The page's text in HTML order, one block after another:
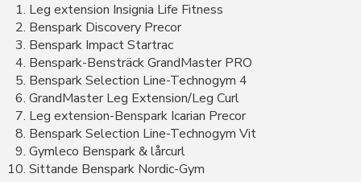
Leg extension Insignia Life Fitness
Benspark Discovery Precor
Benspark Impact Startrac
Benspark-Bensträck GrandMaster PRO
Benspark Selection Line-Technogym 4
​GrandMaster Leg Extension/Leg Curl
​Leg extension-Benspark Icarian Precor
Benspark Selection Line-Technogym Vit​
Gymleco Benspark & lårcurl
Sittande Benspark Nordic-Gym